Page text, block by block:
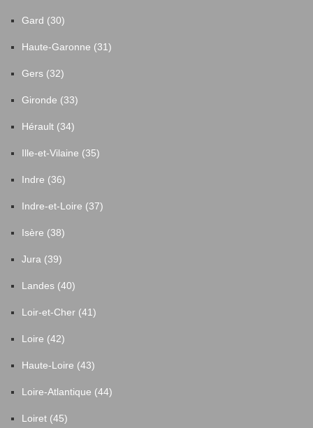
Gard (30)
Haute-Garonne (31)
Gers (32)
Gironde (33)
Hérault (34)
Ille-et-Vilaine (35)
Indre (36)
Indre-et-Loire (37)
Isère (38)
Jura (39)
Landes (40)
Loir-et-Cher (41)
Loire (42)
Haute-Loire (43)
Loire-Atlantique (44)
Loiret (45)